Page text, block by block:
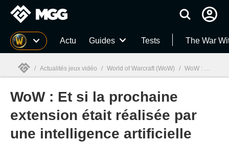
MGG Actu Guides Tests The War
MGG
/ Actualités jeux vidéo / World of Warcraft (WoW) / WoW : Et si la prochaine extension était réalisée par une intelligence artificielle comme ChatGPT ?
WoW : Et si la prochaine
extension était réalisée par
une intelligence artificielle